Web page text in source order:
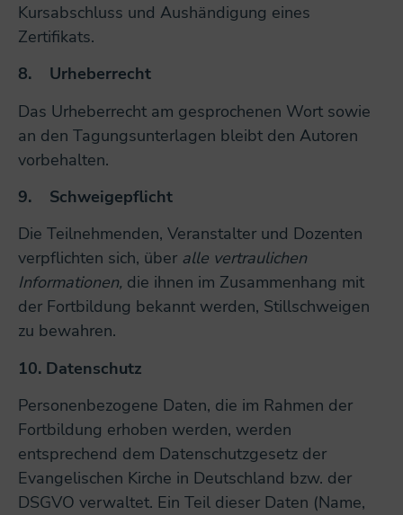
Kursabschluss und Aushändigung eines
Zertifikats.
8.
Urheberrecht
Das Urheberrecht am gesprochenen Wort sowie
an den Tagungsunterlagen bleibt den Autoren
vorbehalten.
9.
Schweigepflicht
Die Teilnehmenden, Veranstalter und Dozenten
verpflichten sich, über alle vertraulichen
Informationen, die ihnen im Zusammenhang mit
der Fortbildung bekannt werden, Stillschweigen
zu bewahren.
10. Datenschutz
Personenbezogene Daten, die im Rahmen der
Fortbildung erhoben werden, werden
entsprechend dem Datenschutzgesetz der
Evangelischen Kirche in Deutschland bzw. der
DSGVO verwaltet. Ein Teil dieser Daten (Name,